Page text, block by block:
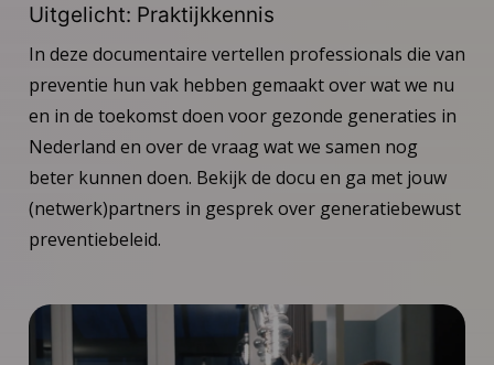
Uitgelicht: Praktijkkennis
In deze documentaire vertellen professionals die van
preventie hun vak hebben gemaakt over wat we nu
en in de toekomst doen voor gezonde generaties in
Nederland en over de vraag wat we samen nog
beter kunnen doen. Bekijk de docu en ga met jouw
(netwerk)partners in gesprek over generatiebewust
preventiebeleid.